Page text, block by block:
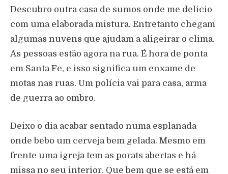
Descubro outra casa de sumos onde me delicio
com uma elaborada mistura. Entretanto chegam
algumas nuvens que ajudam a aligeirar o clima.
As pessoas estão agora na rua. É hora de ponta
em Santa Fe, e isso significa um enxame de
motas nas ruas. Um polícia vai para casa, arma
de guerra ao ombro.
Deixo o dia acabar sentado numa esplanada
onde bebo um cerveja bem gelada. Mesmo em
frente uma igreja tem as porats abertas e há
missa no seu interior. Que bem que se está em